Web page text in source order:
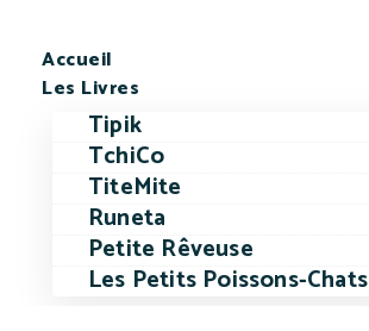
Accueil
Les Livres
Tipik
TchiCo
TiteMite
Runeta
Petite Rêveuse
Les Petits Poissons-Chats